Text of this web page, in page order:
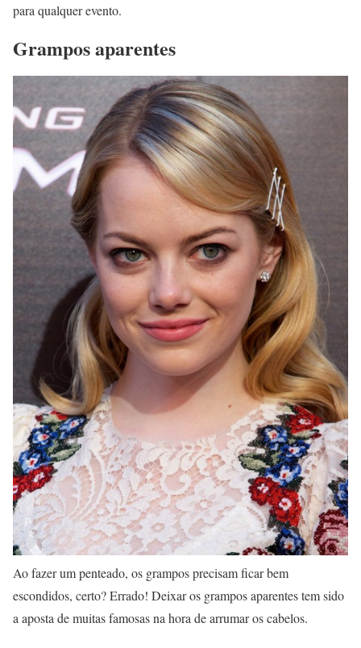
para qualquer evento.
Grampos aparentes
Ao fazer um penteado, os grampos precisam ficar bem
escondidos, certo? Errado! Deixar os grampos aparentes tem sido
a aposta de muitas famosas na hora de arrumar os cabelos.